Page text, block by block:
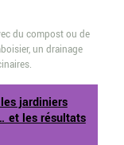
du compost ou de
un drainage
jardiniers
et les résultats